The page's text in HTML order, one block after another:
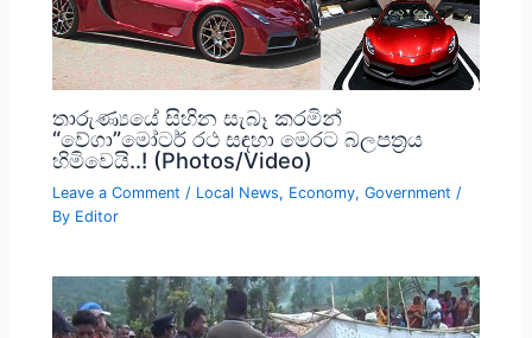
තාරුණ්‍යයේ සිහින සැබෑ කරමින්
“වේගා”මෝටර් රථ සඳහා මෙරට බලපත්‍රය
හිමිවෙයි..! (Photos/Video)
Leave a Comment / Local News, Economy,Government /
By Editor